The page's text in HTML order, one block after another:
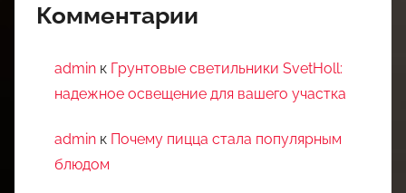
Комментарии
admin к Грунтовые светильники SvetHoll:
надежное освещение для вашего участка
admin к Почему пицца стала популярным
блюдом